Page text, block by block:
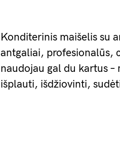
Konditerinis maišelis su
antgaliai, profesionalūs,
naudojau gal du kartus
išplauti, išdžiovinti,